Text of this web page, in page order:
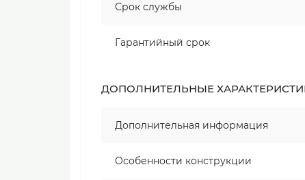
Срок службы
Гарантийный срок
ДОПОЛНИТЕЛЬНЫЕ
Дополнительная информация
Особенности конструкции